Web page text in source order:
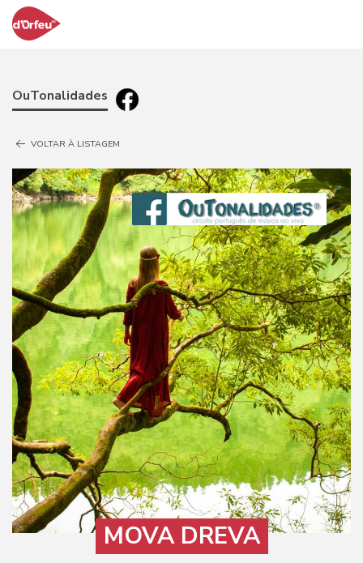
OuTonalidades
VOLTAR À LISTAGEM
MOVA DREVA